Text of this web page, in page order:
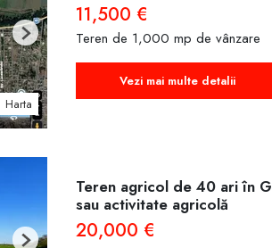
Harta
Next
11,500 €
Teren de 1,000 mp de vânzare
Vezi mai multe detalii
Teren agricol de 40 ari în
sau activitate agricolă
20,000 €